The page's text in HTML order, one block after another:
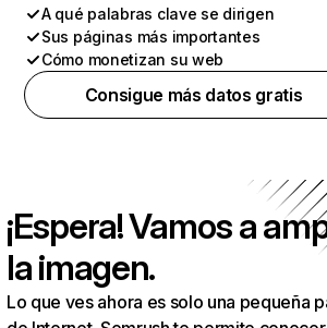
A qué palabras clave se dirigen
Sus páginas más importantes
Cómo monetizan su web
Consigue más datos gratis
¡Espera! Vamos a
la imagen.
Lo que ves ahora es solo una pequeña